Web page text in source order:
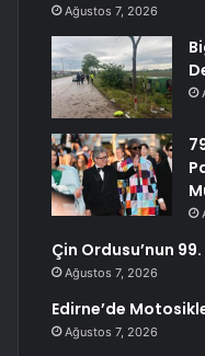
Ağustos 7, 2026
Çin Ordusu’nun
Ağustos 7, 2026
Edirne’de
Ağustos 7, 2026